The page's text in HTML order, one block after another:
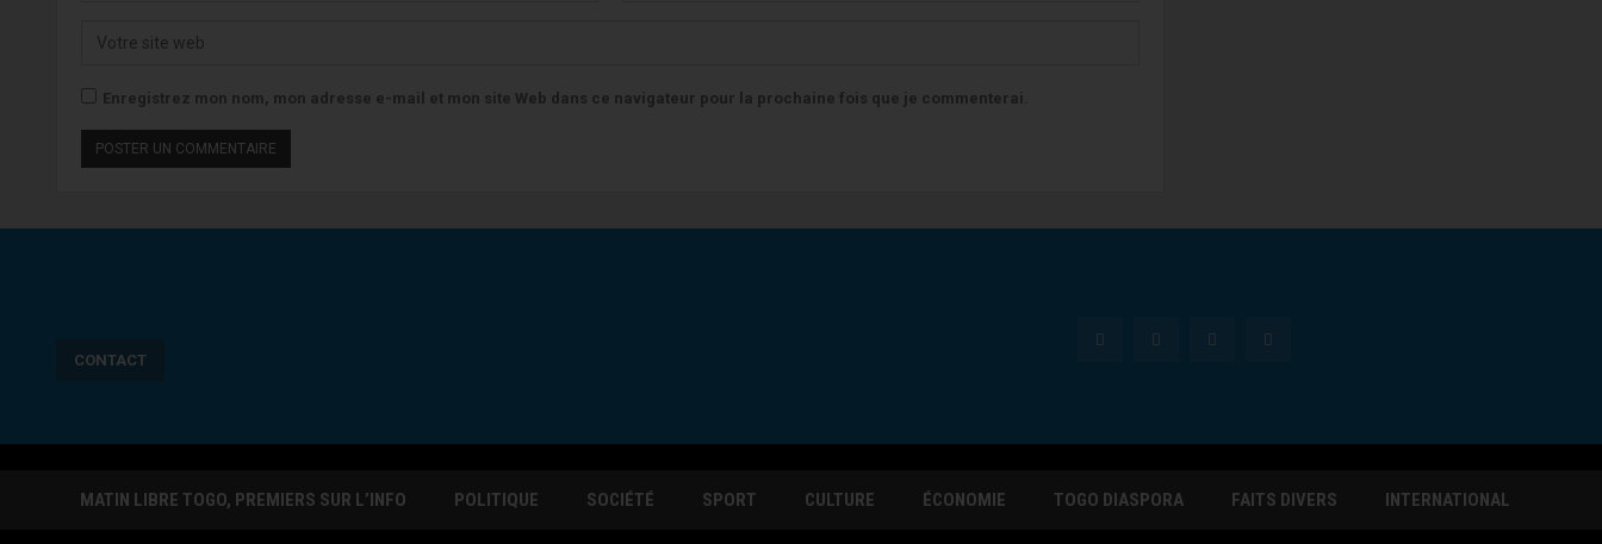
Enregistrez mon nom, mon adresse e-mail et mon site Web dans ce navigateur pour la prochaine fois que je commenterai.
CONTACT
MATIN LIBRE TOGO, PREMIERS SUR L’INFO POLITIQUE SOCIÉTÉ SPORT CULTURE ÉCONOMIE TOGO DIASPORA FAITS DIVERS INTERNATIONAL